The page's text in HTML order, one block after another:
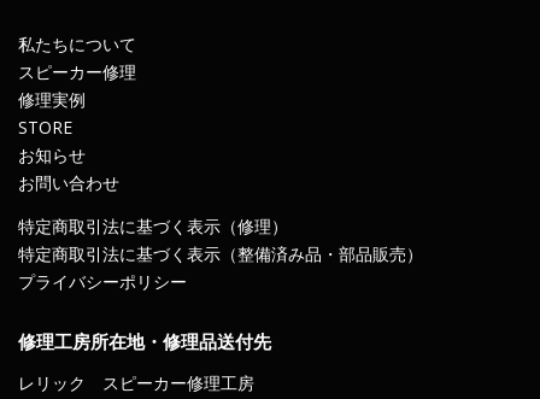
私たちについて
スピーカー修理
修理実例
STORE
お知らせ
お問い合わせ
特定商取引法に基づく表示（修理）
特定商取引法に基づく表示（整備済み品・部品販売）
プライバシーポリシー
修理工房所在地・修理品送付先
レリック スピーカー修理工房